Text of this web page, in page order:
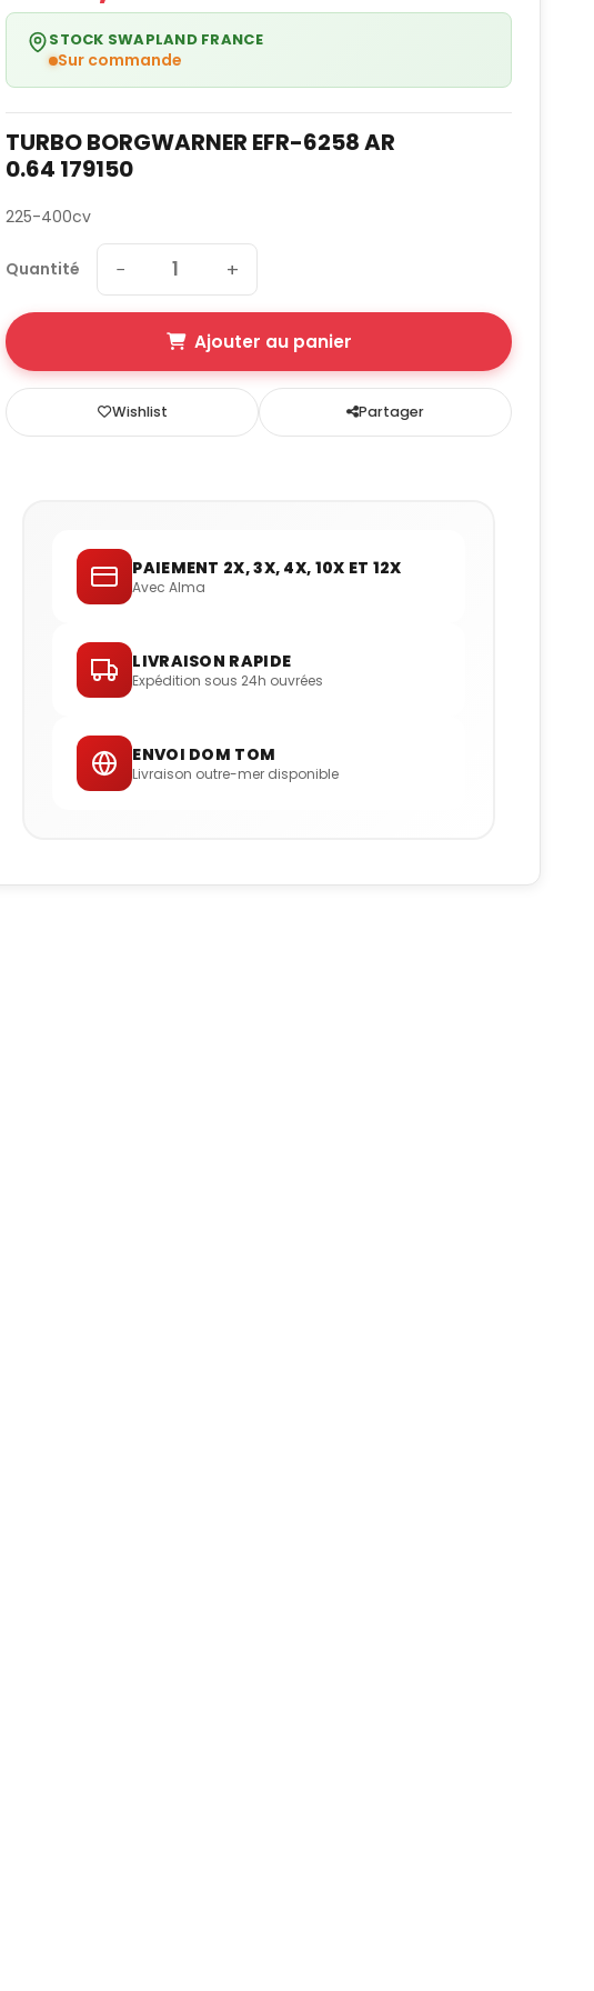
STOCK SWAPLAND FRANCE
Sur commande
TURBO BORGWARNER EFR-6258 AR
0.64 179150
225-400cv
Quantité − +
Ajouter au panier
Wishlist Partager
PAIEMENT 2X, 3X, 4X, 10X ET 12X
Avec Alma
LIVRAISON RAPIDE
Expédition sous 24h ouvrées
ENVOI DOM TOM
Livraison outre-mer disponible